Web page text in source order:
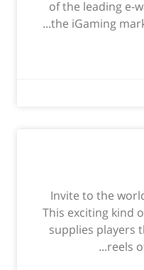
of the leading e-
the iGaming
Invite to the
This exciting kind
supplies players
reels